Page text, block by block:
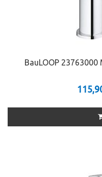
BauLOOP